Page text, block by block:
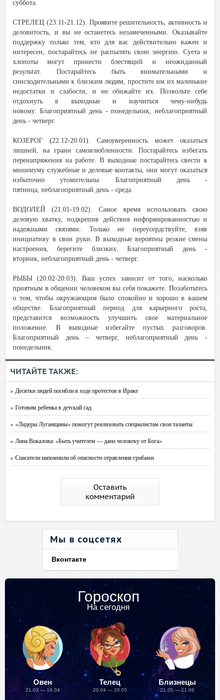
суббота.
СТРЕЛЕЦ (23.11-21.12). Проявите решительность, активность и
деловитость, и вы не останетесь незамеченными. Оказывайте
поддержку только тем, кто для вас действительно важен и
интересен, постарайтесь не распылять свою энергию. Суета и
хлопоты могут принести блестящий и неожиданный
результат. Постарайтесь быть внимательными и
снисходительными к близким людям, простите им их маленькие
недостатки и слабости, и не обижайте их. Позвольте себе
отдохнуть в выходные и научиться чему-нибудь
новому. Благоприятный день - понедельник, неблагоприятный
день - четверг.
КОЗЕРОГ (22.12-20.01). Самоуверенность может оказаться
лишней, на грани самовлюбленности. Постарайтесь избегать
перенапряжения на работе. В выходные постарайтесь свести к
минимуму служебные и деловые контакты, они могут оказаться
избыточно утомительны. Благоприятный день -
пятница, неблагоприятный день - среда.
ВОДОЛЕЙ (21.01-19.02). Самое время использовать свою
деловую хватку, подкрепив действия информированностью и
надежными связями. Только не переусердствуйте, взяв
инициативу в свои руки. В выходные вероятны резкие смены
настроения, берегите близких. Благоприятный день -
вторник, неблагоприятный день - четверг.
РЫБЫ (20.02-20.03). Ваш успех зависит от того, насколько
приятным в общении человеком вы себя покажете. Позаботьтесь
о том, чтобы окружающим было спокойно и хорошо в вашем
обществе. Благоприятный период для карьерного роста,
представится возможность улучшить свое материальное
положение. В выходные избегайте пустых разговоров.
Благоприятный день – четверг, неблагоприятный день -
понедельник.
ЧИТАЙТЕ ТАКЖЕ:
» Десятки людей погибли в ходе протестов в Ираке
» Готовим ребенка в детский сад
» «Лидеры Луганщины» помогут реализовать специалистам свои таланты
» Лина Вокалова: «Быть учителем — дано человеку от Бога»
» Спасатели напомнили об опасности отравления грибами
Оставить
комментарий
Мы в соцсетях
Вконтакте
Гороскоп
На сегодня
Овен
21.03 — 19.04
Телец
20.04 — 20.05
Близнецы
21.05 — 21.06